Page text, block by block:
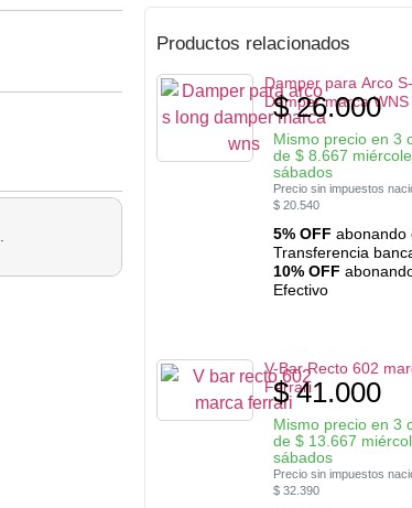
Productos relacionados
Damper para Arco
Damper marca WNS
$26.000
Mismo precio en 3
de $8.667
sábados
Precio sin impuestos
$20.540
5% OFF abonando
Transferencia
10% OFF
Efectivo
V-Bar Recto 602
Ferrari
$41.000
Mismo precio en 3
de $13.667
sábados
Precio sin impuestos
$32.390